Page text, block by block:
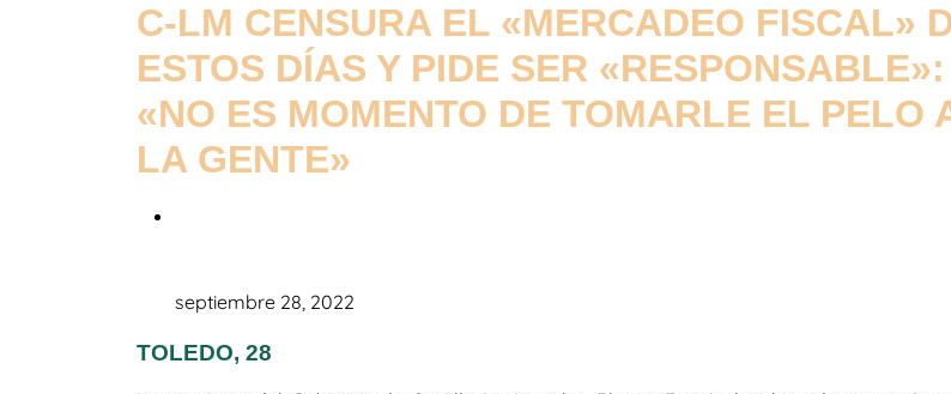
C-LM CENSURA EL «MERCADEO FISCAL»
ESTOS DÍAS Y PIDE SER «RESPONSABLE»:
«NO ES MOMENTO DE TOMARLE EL PELO
LA GENTE»
septiembre 28, 2022
TOLEDO, 28